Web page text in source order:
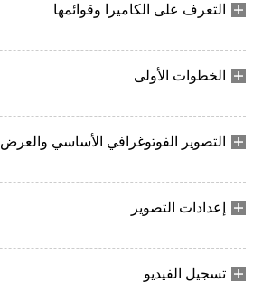
التعرف على الكاميرا وقوائمها
الخطوات الأولى
التصوير الفوتوغرافي الأساسي والعرض
إعدادات التصوير
تسجيل الفيديو